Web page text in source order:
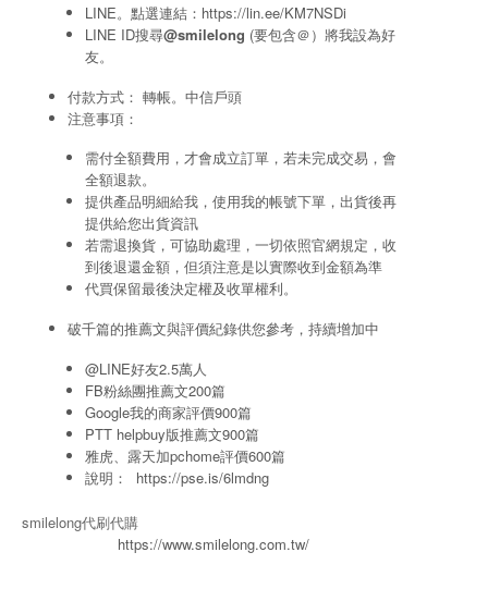
LINE。點選連結： https://lin.ee/KM7NSDi
LINE ID搜尋@smilelong (要包含＠）將我設為好
友。
付款方式： 轉帳。中信戶頭
注意事項：
需付全額費用，才會成立訂單，若未完成交易，會
全額退款。
提供產品明細給我，使用我的帳號下單，出貨後再
提供給您出貨資訊
若需退換貨，可協助處理，一切依照官網規定，收
到後退還金額，但須注意是以實際收到金額為準
代買保留最後決定權及收單權利。
破千篇的推薦文與評價紀錄供您參考，持續增加中
@LINE好友2.5萬人
FB粉絲團推薦文200篇
Google我的商家評價900篇
PTT helpbuy版推薦文900篇
雅虎、露天加pchome評價600篇
說明： https://pse.is/6lmdng
smilelong代刷代購
https://www.smilelong.com.tw/